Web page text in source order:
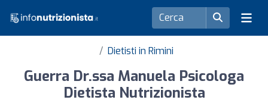
Dietisti in Rimini
Guerra Dr.ssa Manuela Psicologa
Dietista Nutrizionista